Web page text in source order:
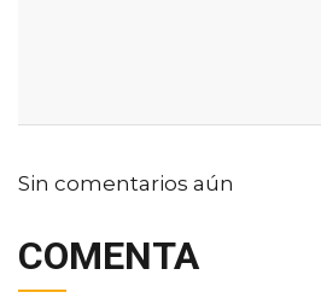
Sin comentarios aún
COMENTA